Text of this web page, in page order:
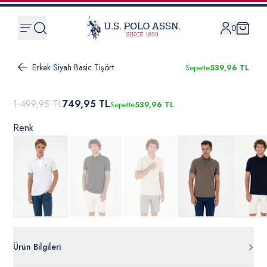
0
Erkek Siyah Basic Tişört Sepette539,96 TL
1.499,95 TL749,95 TLSepette539,96 TL
Renk
Ürün Bilgileri